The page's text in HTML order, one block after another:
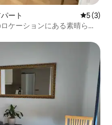
ート レビュー
5 (3)
ケーションにある素晴らし